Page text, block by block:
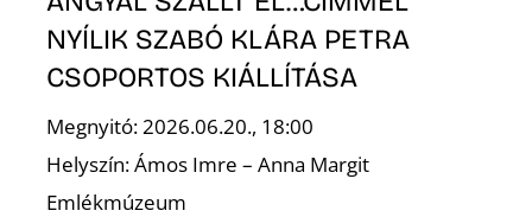
NYÍLIK SZABÓ KLÁRA PETRA
CSOPORTOS KIÁLLÍTÁSA
Megnyitó: 2026.06.20., 18:00
Helyszín: Ámos Imre – Anna Margit
Emlékmúzeum